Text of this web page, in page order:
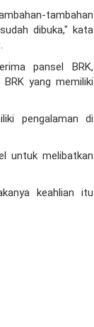
tambahan
dibuka," kata
pansel BRK,
yang memiliki
pengalaman di
untuk melibatkan
keahlian itu